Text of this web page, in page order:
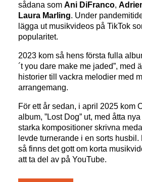
sådana somAni DiFranco,
Laura Marling. Under
lägga ut musikvideos på TikTok
popularitet.
2023 kom så hens första fulla
´t you dare make me jaded”, med
historier till vackra melodier med
arrangemang.
För ett år sedan, i april 2025 kom
album, ”Lost Dog” ut, med åtta nya
starka kompositioner skrivna
levde turnerande i en sorts
så finns det gott om korta
att ta del av på YouTube.